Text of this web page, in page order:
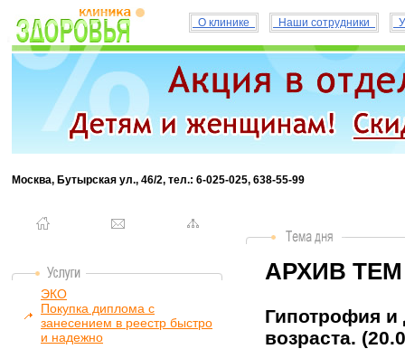
О клинике Наши сотрудники
Москва, Бутырская ул., 46/2, тел.: 6-025-025, 638-55-99
ЭКО
Покупка диплома с
занесением в реестр быстро
и надежно
АРХИВ ТЕМ
Гипотрофия и
возраста.